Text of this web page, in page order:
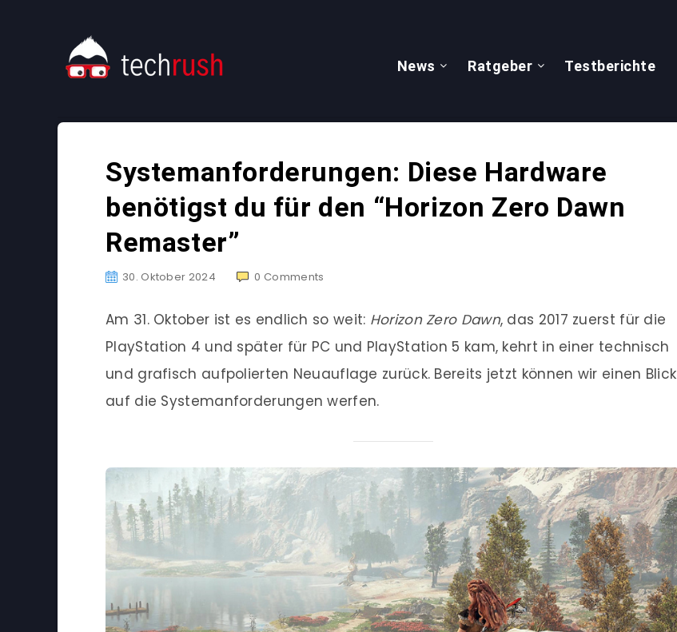
News Ratgeber Testberichte
Systemanforderungen: Diese Hardware
benötigst du für den “Horizon Zero Dawn
Remaster”
30. Oktober 2024 0 Comments
Am 31. Oktober ist es endlich so weit: Horizon Zero Dawn, das 2017 zuerst für die
PlayStation 4 und später für PC und PlayStation 5 kam, kehrt in einer technisch
und grafisch aufpolierten Neuauflage zurück. Bereits jetzt können wir einen Blick
auf die Systemanforderungen werfen.